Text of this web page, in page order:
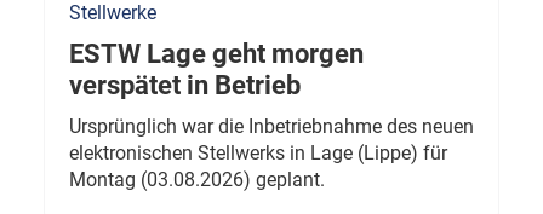
Stellwerke
ESTW Lage geht morgen
verspätet in Betrieb
Ursprünglich war die Inbetriebnahme des neuen
elektronischen Stellwerks in Lage (Lippe) für
Montag (03.08.2026) geplant.